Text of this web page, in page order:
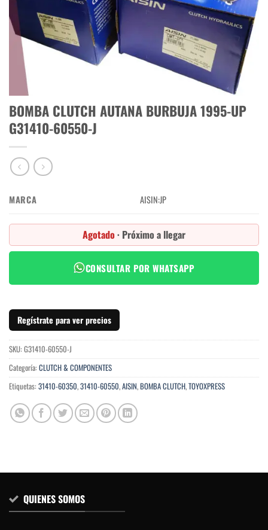
BOMBA CLUTCH AUTANA BURBUJA 1995-UP
G31410-60550-J
MARCA AISIN:JP
Agotado · Próximo a llegar
CONSULTAR POR WHATSAPP
Regístrate para ver precios
SKU: G31410-60550-J
Categoría: CLUTCH & COMPONENTES
Etiquetas: 31410-60350,31410-60550,AISIN,BOMBA CLUTCH,TOYOXPRESS
QUIENES SOMOS